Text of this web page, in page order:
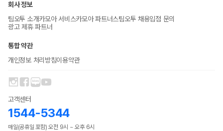
회사 정보
팀오투 소개카모아 서비스카모아 파트너스팀오투 채용입점 문의
광고 제휴 파트너
통합 약관
개인정보 처리방침이용약관
고객센터
1544-5344
매일(공휴일 포함) 오전 9시 ~ 오후 6시